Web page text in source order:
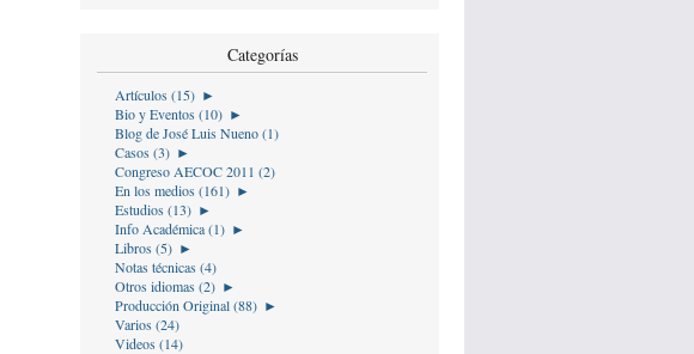
Categorías
Artículos (15) ►
Bio y Eventos (10) ►
Blog de José Luis Nueno (1)
Casos (3) ►
Congreso AECOC 2011 (2)
En los medios (161) ►
Estudios (13) ►
Info Académica (1) ►
Libros (5) ►
Notas técnicas (4)
Otros idiomas (2) ►
Producción Original (88) ►
Varios (24)
Videos (14)